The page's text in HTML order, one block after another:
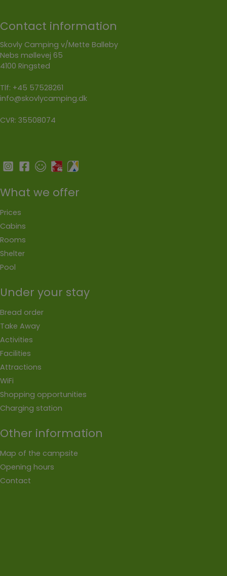
Contact information
Skovly Camping v/Mette Balleby
Nebs møllevej 65
4100 Ringsted
Tlf: +45 57528261
info@skovlycamping.dk
CVR: 35508074
What we offer
Prices
Cabins
Rooms
Shelter
Pool
Under your stay
Bread order
Take Away
Activities
Facilities
Attractions
WiFi
Shopping opportunities
Charging station
Other information
Map of the campsite
Opening hours
Contact